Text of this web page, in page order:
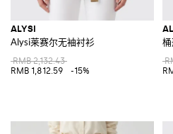
ALYSI
Alysi莱赛尔无袖衬衫
RMB 2,132.43
RMB 1,812.59
-15%